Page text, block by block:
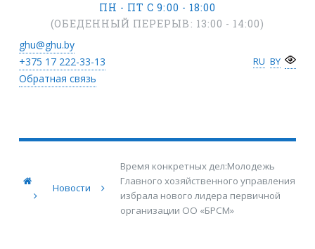
ПН - ПТ С 9:00 - 18:00
(ОБЕДЕННЫЙ ПЕРЕРЫВ: 13:00 - 14:00)
ghu@ghu.by
+375 17222-33-13
Обратная связь
RU BY
Новости
Время конкретных дел:Молодежь
Главного хозяйственного управления
избрала нового лидера первичной
организации ОО «БРСМ»